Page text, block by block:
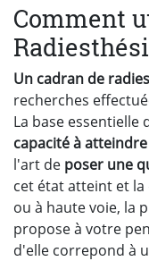
Comment
Un cadran de
recherches
La base
capacité à
l'art de poser une
cet état atteint et
ou à haute voie, la
propose à votre
d'elle correpond à